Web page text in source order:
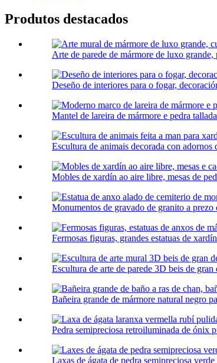
Produtos destacados
Arte de parede de mármore de luxo
Deseño de interiores para o fogar,
Mantel de lareira de mármore e pedra
Escultura de animais decorada con
Mobles de xardín ao aire libre, mesas de
Monumentos de gravado de granito a
Fermosas figuras, grandes estatuas de
Escultura de arte de parede 3D beis de gran
Bañeira grande de mármore natural negro
Pedra semipreciosa retroiluminada de ónix
Laxas de ágata de pedra semipreciosa